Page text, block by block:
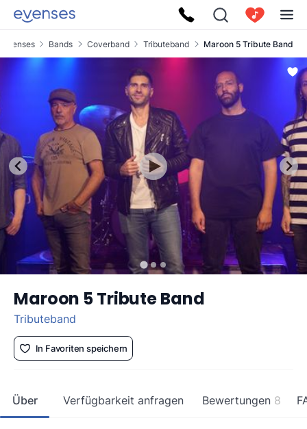
Evenses Bands Coverband Tributeband Maroon 5 Tribute Band
Maroon 5 Tribute Band
Tributeband
In Favoriten speichern
Über Verfügbarkeit anfragen Bewertungen 8